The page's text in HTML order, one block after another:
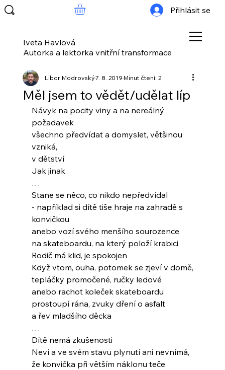
Iveta Havlová
Autorka a lektorka vnitřní transformace
Přihlásit se
Měl jsem to vědět/udělat líp
Libor Modrovský7. 8. 2019Minut čtení: 2
Návyk na pocity viny a na nereálný
požadavek
všechno předvídat a domyslet, většinou
vzniká,
v dětství
Jak jinak
…
Stane se něco, co nikdo nepředvídal
- například si dítě tiše hraje na zahradě s
konvičkou
anebo vozí svého menšího sourozence
na skateboardu, na který položí krabici
Rodič má klid, je spokojen
Když vtom, ouha, potomek se zjeví v domě,
tepláčky promočené, ručky ledové
anebo rachot koleček skateboardu
prostoupí rána, zvuky dření o asfalt
a řev mladšího děcka
…
Dítě nemá zkušenosti
Neví a ve svém stavu plynutí ani nevnímá,
že konvička při větším náklonu teče